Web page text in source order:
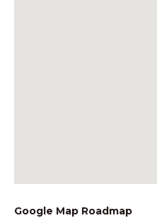
Google Map Roadmap